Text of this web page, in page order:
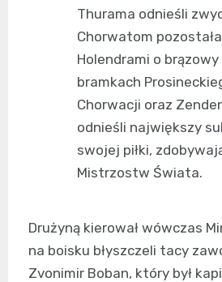
Thurama odnieśli
Chorwatom
Holendrami o brązowy
bramkach
Chorwacji oraz
odnieśli największy
swojej piłki,
Mistrzostw Świata.
Drużyną kierował wówczas
na boisku błyszczeli tacy
Zvonimir Boban, który był